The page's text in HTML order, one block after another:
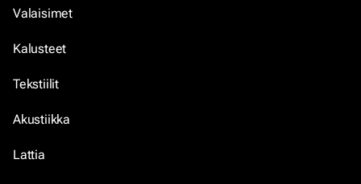
Valaisimet
Kalusteet
Tekstiilit
Akustiikka
Lattia